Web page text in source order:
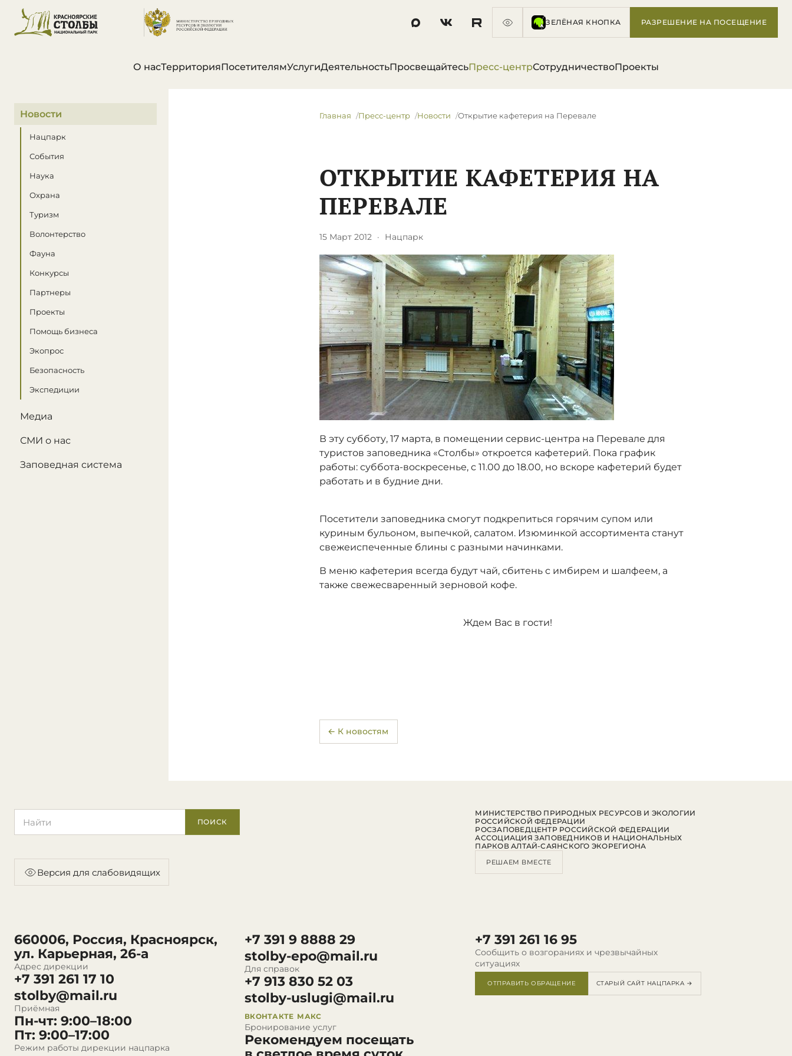
ЗЕЛЁНАЯ КНОПКА РАЗРЕШЕНИЕ НА ПОСЕЩЕНИЕ
О насТерриторияПосетителямУслугиДеятельностьПросвещайтесьПресс-центрСотрудничествоПроекты
В этом разделе
Новости
Нацпарк
События
Наука
Охрана
Туризм
Волонтерство
Фауна
Конкурсы
Партнеры
Проекты
Помощь бизнеса
Экопрос
Безопасность
Экспедиции
Медиа
СМИ о нас
Заповедная система
Главная Пресс-центр Новости Открытие кафетерия на Перевале
ОТКРЫТИЕ КАФЕТЕРИЯ НА
ПЕРЕВАЛЕ
15 Март 2012 · Нацпарк
В эту субботу, 17 марта, в помещении сервис-центра на Перевале для
туристов заповедника «Столбы» откроется кафетерий. Пока график
работы: суббота-воскресенье, с 11.00 до 18.00, но вскоре кафетерий будет
работать и в будние дни.
Посетители заповедника смогут подкрепиться горячим супом или
куриным бульоном, выпечкой, салатом. Изюминкой ассортимента станут
свежеиспеченные блины с разными начинками.
В меню кафетерия всегда будут чай, сбитень с имбирем и шалфеем, а
также свежесваренный зерновой кофе.
Ждем Вас в гости!
← К новостям
ПОИСК
Версия для слабовидящих
660006, Россия, Красноярск,
ул. Карьерная, 26-а
Адрес дирекции
+7 391 261 17 10
stolby@mail.ru
Приёмная
Пн-чт: 9:00–18:00
Пт: 9:00–17:00
Режим работы дирекции нацпарка
+7 391 9 8888 29
stolby-epo@mail.ru
Для справок
+7 913 830 52 03
stolby-uslugi@mail.ru
ВКОНТАКТЕ МАКС
Бронирование услуг
Рекомендуем посещать
+7 391 261 16 95
Сообщить о возгораниях и чрезвычайных
ситуациях
ОТПРАВИТЬ ОБРАЩЕНИЕ СТАРЫЙ САЙТ НАЦПАРКА →
МИНИСТЕРСТВО ПРИРОДНЫХ РЕСУРСОВ И ЭКОЛОГИИ
РОССИЙСКОЙ ФЕДЕРАЦИИ
РОСЗАПОВЕДЦЕНТР РОССИЙСКОЙ ФЕДЕРАЦИИ
АССОЦИАЦИЯ ЗАПОВЕДНИКОВ И НАЦИОНАЛЬНЫХ
ПАРКОВ АЛТАЙ-САЯНСКОГО ЭКОРЕГИОНА
РЕШАЕМ ВМЕСТЕ